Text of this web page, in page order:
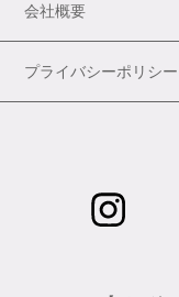
会社概要
プライバシーポリシー